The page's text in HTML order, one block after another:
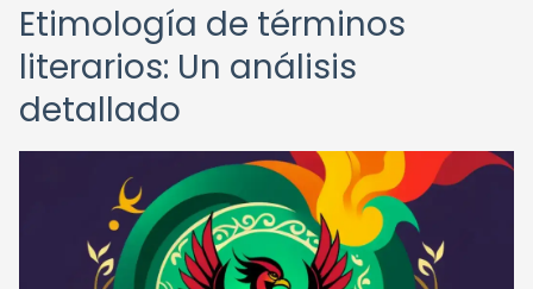
Etimología de términos
literarios: Un análisis
detallado